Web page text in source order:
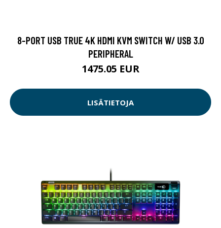
8-PORT USB TRUE 4K HDMI KVM SWITCH W/ USB 3.0
PERIPHERAL
1475.05 EUR
LISÄTIETOJA